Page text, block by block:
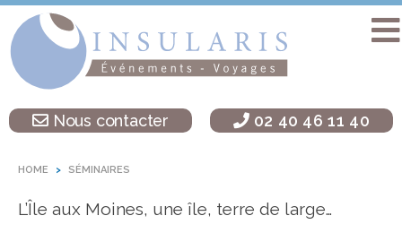
Accueil
Séminaire
sur une île
Nous contacter 02 40 46 11 40
HOME SÉMINAIRES
L’Île aux Moines, une île, terre de large…